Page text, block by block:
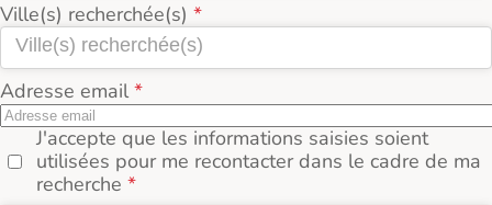
Ville(s) recherchée(s)
Adresse email
J'accepte que les informations saisies soient
utilisées pour me recontacter dans le cadre de ma
recherche